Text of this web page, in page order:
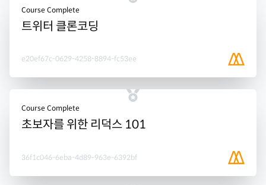
Course Complete
트위터 클론코딩
e20ef67c-0629-4258-8894-fc53ee
Course Complete
초보자를 위한 리덕스 101
36f1c046-6eba-4d89-963e-6392bf